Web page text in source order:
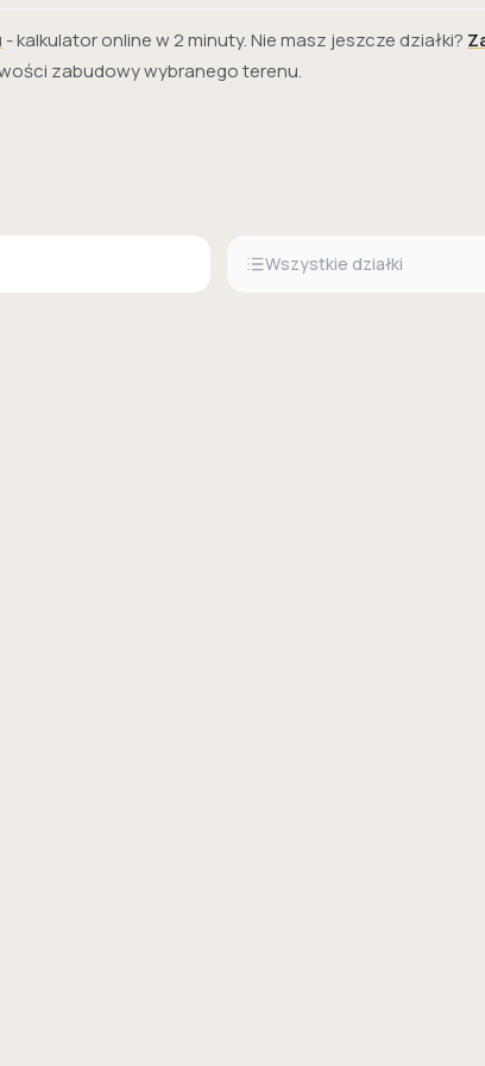
- kalkulator online w 2 minuty. Nie masz jeszcze działki?
zabudowy wybranego terenu.
Wszystkie działki